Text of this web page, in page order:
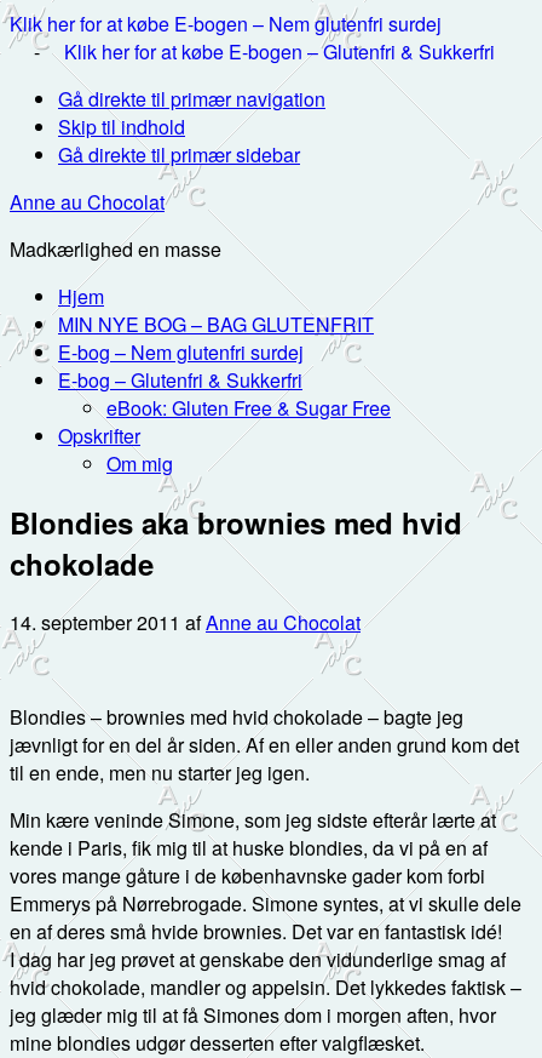
Klik her for at købe E-bogen – Nem glutenfri surdej
- Klik her for at købe E-bogen – Glutenfri & Sukkerfri
Gå direkte til primær navigation
Skip til indhold
Gå direkte til primær sidebar
Anne au Chocolat
Madkærlighed en masse
Hjem
MIN NYE BOG – BAG GLUTENFRIT
E-bog – Nem glutenfri surdej
E-bog – Glutenfri & Sukkerfri
eBook: Gluten Free & Sugar Free
Opskrifter
Om mig
Blondies aka brownies med hvid
chokolade
14. september 2011 afAnne au Chocolat
Blondies – brownies med hvid chokolade – bagte jeg
jævnligt for en del år siden. Af en eller anden grund kom det
til en ende, men nu starter jeg igen.
Min kære veninde Simone, som jeg sidste efterår lærte at
kende i Paris, fik mig til at huske blondies, da vi på en af
vores mange gåture i de københavnske gader kom forbi
Emmerys på Nørrebrogade. Simone syntes, at vi skulle dele
en af deres små hvide brownies. Det var en fantastisk idé!
I dag har jeg prøvet at genskabe den vidunderlige smag af
hvid chokolade, mandler og appelsin. Det lykkedes faktisk –
jeg glæder mig til at få Simones dom i morgen aften, hvor
mine blondies udgør desserten efter valgflæsket.